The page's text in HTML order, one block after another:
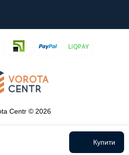
Купити
Centr © 2026